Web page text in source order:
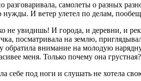
самолеты о разных
И ветер улетел по делам,
не увидишь! И города, и деревни, и
посматривала на землю,
обратила внимание на молодую
меня. Только почему она
под ноги и слушать не хотела